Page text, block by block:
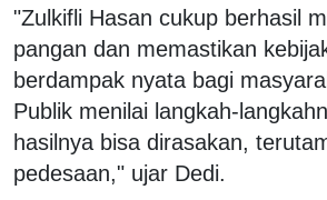
"Zulkifli Hasan cukup berhasil
pangan dan memastikan
berdampak nyata bagi
Publik menilai langkah-
hasilnya bisa dirasakan,
pedesaan," ujar Dedi.